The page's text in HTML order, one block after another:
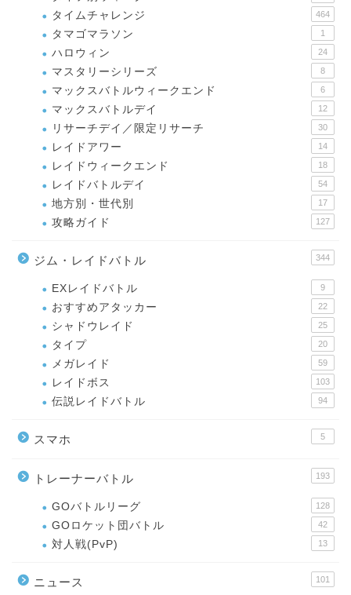
タイムチャレンジ 464
タマゴマラソン 1
ハロウィン 24
マスタリーシリーズ 8
マックスバトルウィークエンド 6
マックスバトルデイ 12
リサーチデイ／限定リサーチ 30
レイドアワー 14
レイドウィークエンド 18
レイドバトルデイ 54
地方別・世代別 17
攻略ガイド 127
ジム・レイドバトル 344
EXレイドバトル 9
おすすめアタッカー 22
シャドウレイド 25
タイプ 20
メガレイド 59
レイドボス 103
伝説レイドバトル 94
スマホ 5
トレーナーバトル 193
GOバトルリーグ 128
GOロケット団バトル 42
対人戦(PvP) 13
ニュース 101